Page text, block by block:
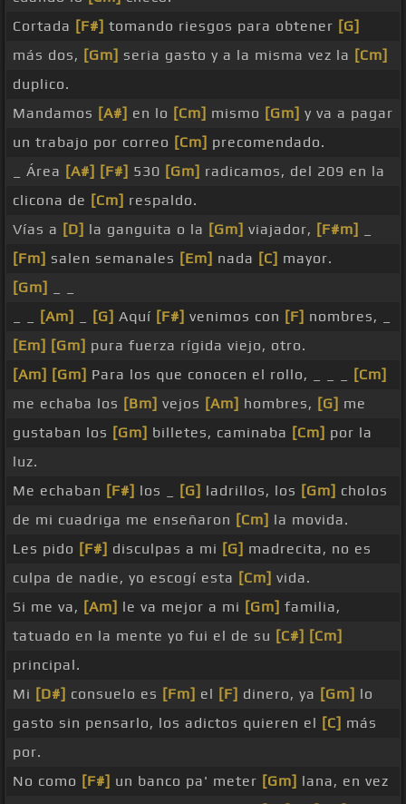
Cortada [F#] tomando riesgos para obtener [G]
más dos, [Gm] seria gasto y a la misma vez la [Cm]
duplico.
Mandamos [A#] en lo [Cm] mismo [Gm] y va a pagar
un trabajo por correo [Cm] precomendado.
_ Área [A#] [F#] 530 [Gm] radicamos, del 209 en la
clicona de [Cm] respaldo.
Vías a [D] la ganguita o la [Gm] viajador, [F#m]
[Fm] salen semanales [Em] nada [C] mayor.
[Gm]
[Am] [G] Aquí [F#] venimos con [F] nombres, _
[Em] [Gm] pura fuerza rígida viejo, otro.
[Am] [Gm] Para los que conocen el rollo, _ _ _
[Cm]
me echaba los [Bm] vejos [Am] hombres, [G] me
gustaban los [Gm] billetes, caminaba [Cm] por la
luz.
Me echaban [F#] los _ [G] ladrillos, los [Gm] cholos
de mi cuadriga me enseñaron [Cm] la movida.
Les pido [F#] disculpas a mi [G] madrecita, no es
culpa de nadie, yo escogí esta [Cm] vida.
Si me va, [Am] le va mejor a mi [Gm] familia,
tatuado en la mente yo fui el de su [C#] [Cm]
principal.
Mi [D#] consuelo es [Fm] el [F] dinero, ya [Gm] lo
gasto sin pensarlo, los adictos quieren el [C] más
por.
No como [F#] un banco pa' meter [Gm] lana, en vez